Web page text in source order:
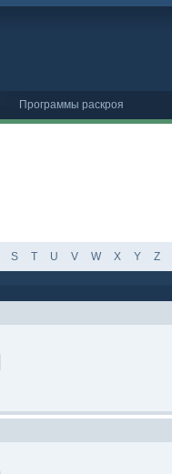
Программы раскроя
S T U V W X Y Z